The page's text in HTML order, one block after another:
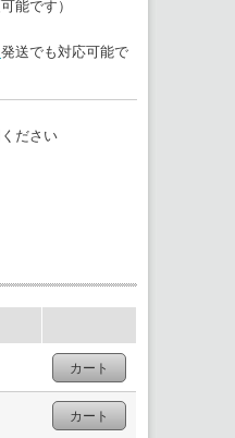
能です）
発送でも対応可能で
ださい